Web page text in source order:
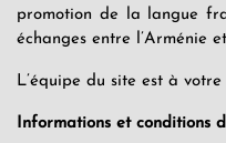
promotion de la langue
échanges entre l’Arménie
L’équipe du site est à
Informations et conditions